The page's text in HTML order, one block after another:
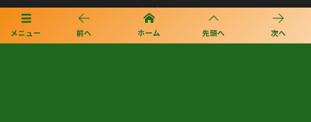
メニュー 前へ ホーム 先頭へ 次へ
利用規約
個人情報保護方針